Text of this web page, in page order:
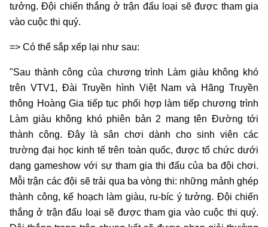
tưởng. Đội chiến thắng ở trận đấu loại sẽ được tham gia
vào cuộc thi quý.
=> Có thể sắp xếp lại như sau:
"Sau thành công của chương trình Làm giàu không khó
trên VTV1, Đài Truyền hình Việt Nam và Hãng Truyền
thông Hoàng Gia tiếp tục phối hợp làm tiếp chương trình
Làm giàu không khó phiên bản 2 mang tên Đường tới
thành công. Đây là sân chơi dành cho sinh viên các
trường đại học kinh tế trên toàn quốc, được tổ chức dưới
dạng gameshow với sự tham gia thi đấu của ba đội chơi.
Mỗi trận các đội sẽ trải qua ba vòng thi: những mảnh ghép
thành công, kế hoạch làm giàu, ru-bíc ý tưởng. Đội chiến
thắng ở trận đấu loại sẽ được tham gia vào cuộc thi quý.